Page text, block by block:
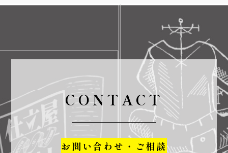
CONTACT
お問い合わせ・ご相談